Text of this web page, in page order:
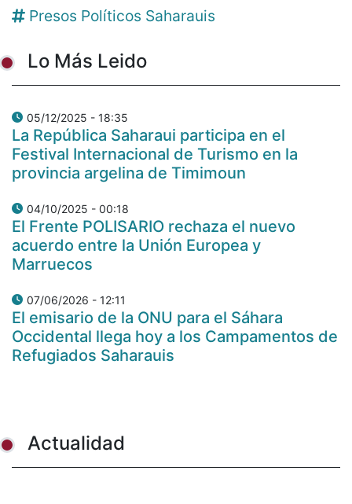
Presos Políticos Saharauis
Lo Más Leido
05/12/2025 - 18:35
La República Saharaui participa en el
Festival Internacional de Turismo en la
provincia argelina de Timimoun
04/10/2025 - 00:18
El Frente POLISARIO rechaza el nuevo
acuerdo entre la Unión Europea y
Marruecos
07/06/2026 - 12:11
El emisario de la ONU para el Sáhara
Occidental llega hoy a los Campamentos de
Refugiados Saharauis
Actualidad